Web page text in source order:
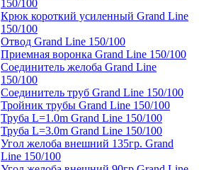
150/100
Крюк короткий усиленный Grand Line
150/100
Отвод Grand Line 150/100
Приемная воронка Grand Line 150/100
Соединитель желоба Grand Line
150/100
Соединитель труб Grand Line 150/100
Тройник трубы Grand Line 150/100
Труба L=1.0m Grand Line 150/100
Труба L=3.0m Grand Line 150/100
Угол желоба внешний 135гр. Grand
Line 150/100